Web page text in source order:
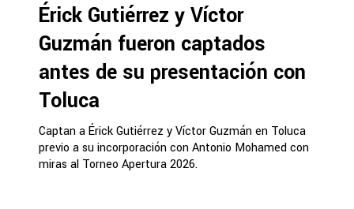
Érick Gutiérrez y Víctor
Guzmán fueron captados
antes de su presentación con
Toluca
Captan a Érick Gutiérrez y Víctor Guzmán en Toluca
previo a su incorporación con Antonio Mohamed con
miras al Torneo Apertura 2026.